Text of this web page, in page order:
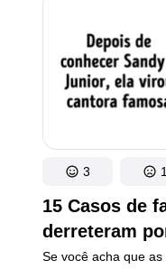
15 Casos de
derreteram
Se você acha que
3 1